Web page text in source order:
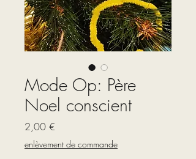
Mode Op: Père
Noel conscient
2,00 €
enlèvement de commande